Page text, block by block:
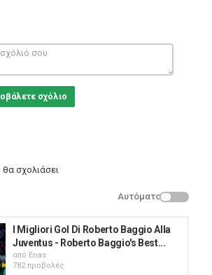
σχόλιο
σχολιάσει
Αυτόματο
I Migliori Gol Di Roberto Baggio Alla
Juventus - Roberto Baggio's Best...
από Enas
782 προβολές